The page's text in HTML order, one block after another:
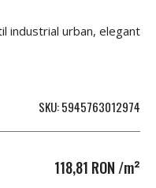
industrial urban, elegant
SKU 5945763012974
118,81 RON /m²